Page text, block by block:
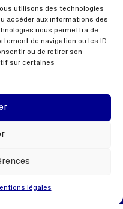
utilisons des technologies
accéder aux informations des
nous permettra de
de navigation ou les ID
ou de retirer son
sur certaines
légales